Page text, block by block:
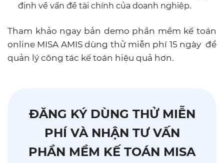
định về vấn đề tài chính của doanh nghiệp.
Tham khảo ngay bản demo phần mềm kế toán
online MISA AMIS dùng thử miễn phí 15 ngày để
quản lý công tác kế toán hiệu quả hơn.
ĐĂNG KÝ DÙNG THỬ MIỄN
PHÍ VÀ NHẬN TƯ VẤN
PHẦN MỀM KẾ TOÁN MISA